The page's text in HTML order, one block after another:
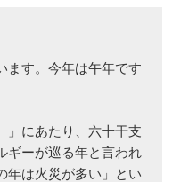
ます。今年は午年です
」にあたり、六十干支
ギーが巡る年と言われ
年は火災が多い」とい